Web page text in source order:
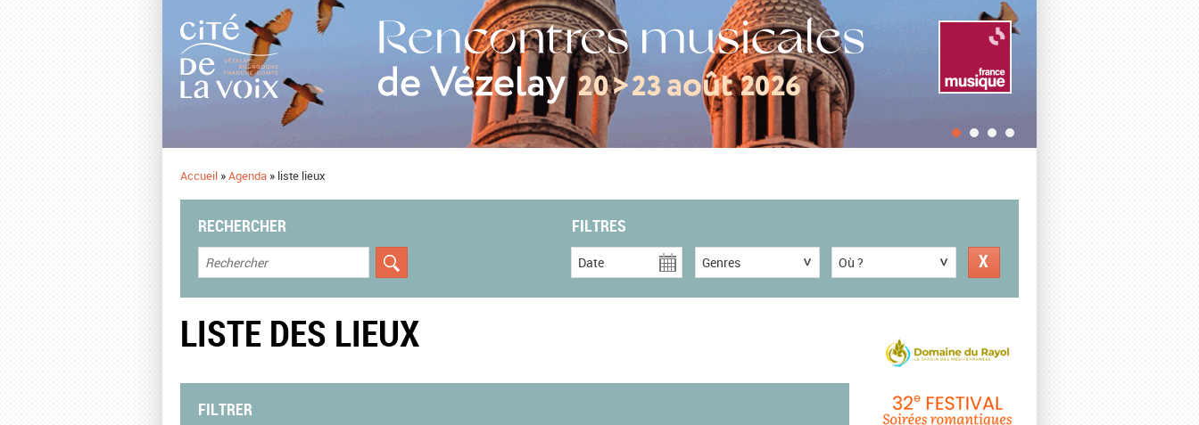
Accueil »Agenda » liste lieux
RECHERCHER FILTRES
Date Genres Où ?
LISTE DES LIEUX
FILTRER